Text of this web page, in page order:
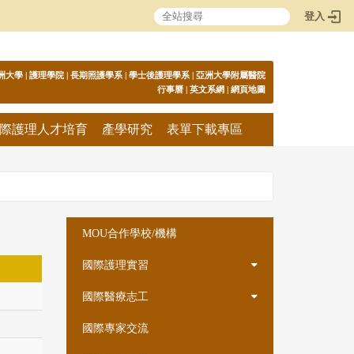
登入
:::
大學 | 護理學院 | 長期照護學系 | 學士後護理學系 | 亞洲大學附屬醫院
行事曆 | 英文系網 | 網頁地圖
護理人才培育 產學研究 表單下載專區
MOU合作學校/機構
國際護理實習
國際醫療志工
國際專家交流